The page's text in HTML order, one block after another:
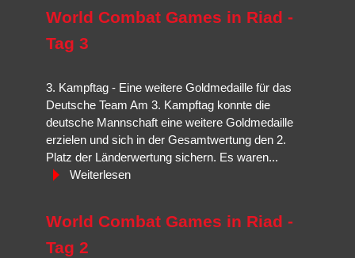
Selbstverteidigung,Brazilian Jiu-Jitsuist eine Abwandlung und
Weiterentwicklung mit Schwerpunkt Bodenkampf und
Jutsu
Mehr erfahren…
World Combat Games in Riad -
Tag 3
3. Kampftag - Eine weitere Goldmedaille für das
Deutsche Team Am 3. Kampftag konnte die
deutsche Mannschaft eine weitere Goldmedaille
erzielen und sich in der Gesamtwertung den 2.
Platz der Länderwertung sichern. Es waren...
Weiterlesen
World Combat Games in Riad -
Tag 2